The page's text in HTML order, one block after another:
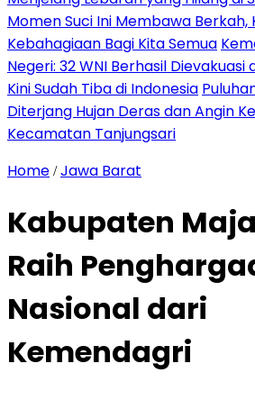
Momen Suci Ini Membawa Berkah,
Kebahagiaan Bagi Kita Semua
Negeri: 32 WNI Berhasil Dievakuasi
Kini Sudah Tiba di Indonesia
Diterjang Hujan Deras dan Angin
Kecamatan Tanjungsari
Home /Jawa Barat
Kabupaten
Raih
Nasional dari
Kemendagri